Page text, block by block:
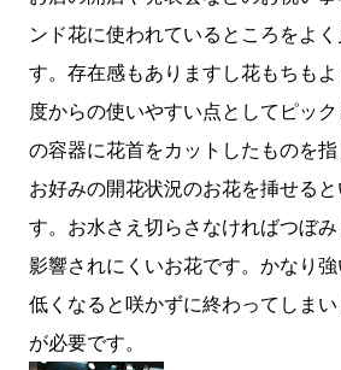
andromeda Alchemilla オリエンタル
シアンサス アンスリューム ブプレニウ
Arrangement Tulips Sweet pea
Green bell Pink Jasmine Leather fan
ピー カーネーション ヒペリカム グリー
スミン レザーファン Arrangement
Symphoricarpos albus Grape ivy バ
シンフォリカルフォス グレープアイ
Rose Carnation Eustoma Sankirai
Geranium バラ（イヴピアチェ） カー
キョウ サンキライ ハゴロモジャスミン
Arrangement Rose Ammi visnaga（
buprenium tulip c...
ンド花に使われているところをよ
す。存在感もありますし花もちも
度からの使いやすい点としてピッ
の容器に花首をカットしたものを
お好みの開花状況のお花を挿せる
す。お水さえ切らさなければつぼ
影響されにくいお花です。かなり
低くなると咲かずに終わってしま
が必要です。